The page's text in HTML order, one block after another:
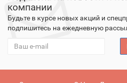
компании
Будьте в курсе новых акций и
подпишитесь на ежедневную